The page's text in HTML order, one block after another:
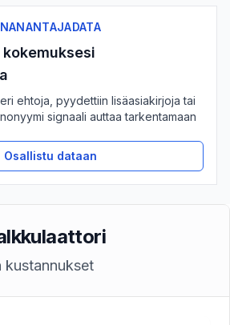
ehtoja, pyydettiin lisäasiakirjoja tai
signaali auttaa tarkentamaan
Osallistu dataan
kustannukset